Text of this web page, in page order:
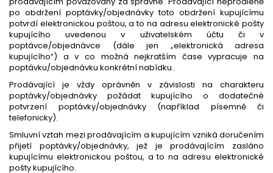
po obdržení poptávky/objednávky toto obdržení kupujícímu
potvrdí elektronickou poštou, a to na adresu elektronické pošty
kupujícího uvedenou v uživatelském účtu či v
poptávce/objednávce (dále jen „elektronická adresa
kupujícího“) a v co možná nejkratším čase vypracuje na
poptávku/objednávku konkrétní nabídku..
Prodávající je vždy oprávněn v závislosti na charakteru
poptávky/objednávky požádat kupujícího o dodatečné
potvrzení poptávky/objednávky (například písemně či
telefonicky).
Smluvní vztah mezi prodávajícím a kupujícím vzniká doručením
přijetí poptávky/objednávky, jež je prodávajícím zasláno
kupujícímu elektronickou poštou, a to na adresu elektronické
pošty kupujícího.